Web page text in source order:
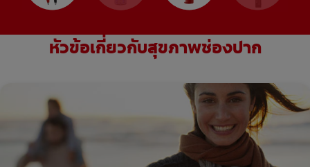
หัวข้อเกี่ยวกับสุขภาพช่องปาก